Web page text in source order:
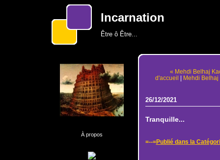
Incarnation
Être ô Être...
À propos
« Mehdi Belhaj
d'accueil | Mehdi Belhaj
26/12/2021
Tranquille...
=--=Publié dans la